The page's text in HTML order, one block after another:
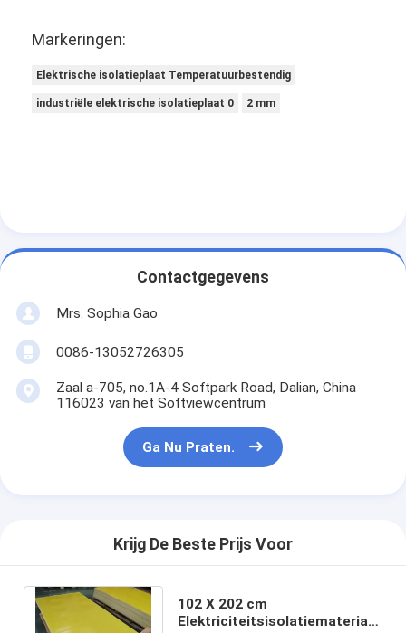
Markeringen:
Elektrische isolatieplaat Temperatuurbestendig
industriële elektrische isolatieplaat 0 2 mm
Contactgegevens
Mrs. Sophia Gao
0086-13052726305
Zaal a-705, no.1A-4 Softpark Road, Dalian, China
116023 van het Softviewcentrum
Ga Nu Praten.
Krijg De Beste Prijs Voor
102 X 202 cm
Elektriciteitsisolatiemateriaal